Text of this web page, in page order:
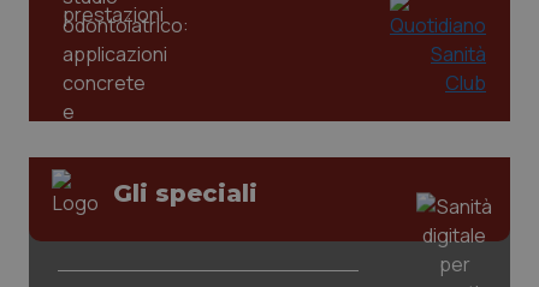
Gli speciali
tracking-enable
www.quotidianosanita.it